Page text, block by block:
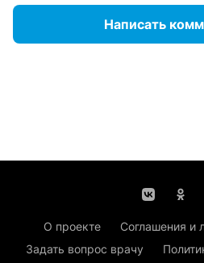
Написать
О проекте Соглашения и
Задать вопрос врачу